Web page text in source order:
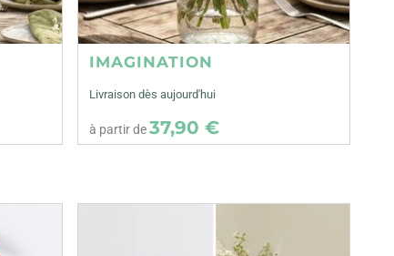
IMAGINATION
Livraison dès aujourd'hui
à partir de37,90 €